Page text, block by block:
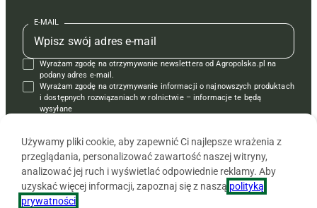
Kontakt
Regulamin
Polityka prywatności
Redakcja
Kontakt
Reklama
Reklama
Kontakt
Krzyżówki
Książki
Regulamin
E-MAIL
Wyrażam zgodę na otrzymywanie newslettera od Agropolska.pl na
podany adres e-mail.
Wyrażam zgodę na otrzymywanie informacji o najnowszych produktach
i dostępnych rozwiązaniach w rolnictwie – informacje te będą
wysyłane
Używamy pliki cookie, aby zapewnić Ci najlepsze wrażenia z
przeglądania, personalizować zawartość naszej witryny,
analizować jej ruch i wyświetlać odpowiednie reklamy. Aby
uzyskać więcej informacji, zapoznaj się z naszą polityką
prywatności